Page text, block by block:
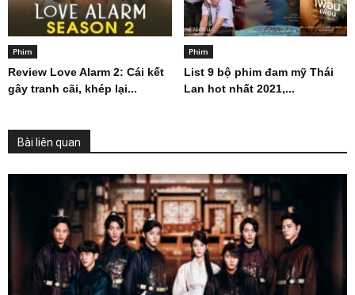
Phim
Review Love Alarm 2: Cái kết
gây tranh cãi, khép lại...
Phim
List 9 bộ phim đam mỹ Thái
Lan hot nhất 2021,...
Bài liên quan